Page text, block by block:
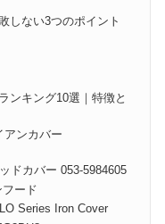
しない3つのポイント
ンキング10選｜特徴と
アンカバー
ドカバー 053-5984605
ード
Series Iron Cover